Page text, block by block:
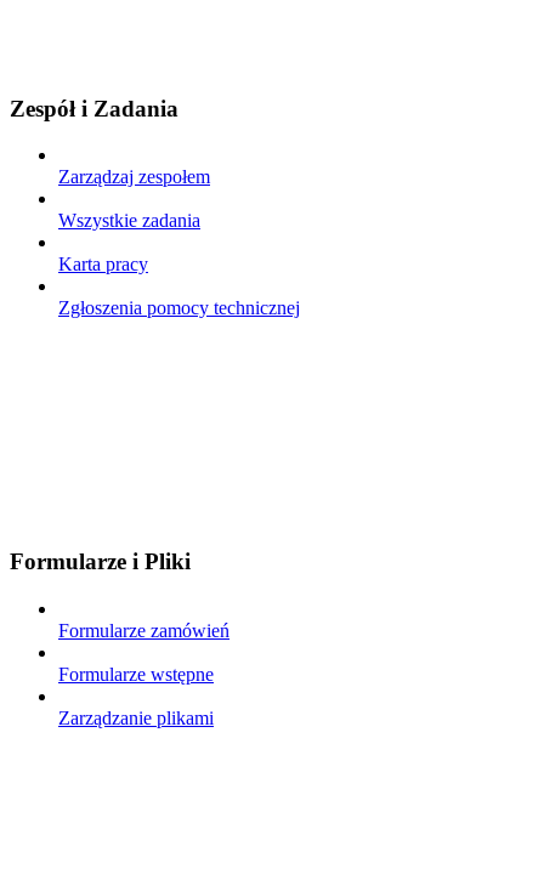
Zespół i Zadania
Zarządzaj zespołem
Wszystkie zadania
Karta pracy
Zgłoszenia pomocy technicznej
Formularze i Pliki
Formularze zamówień
Formularze wstępne
Zarządzanie plikami